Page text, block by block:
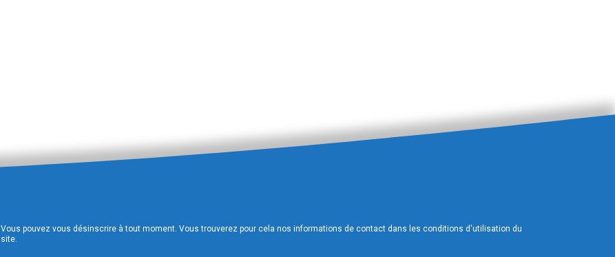
Vous pouvez vous désinscrire à tout moment. Vous trouverez pour cela nos informations de contact dans les conditions d'utilisation du
site.